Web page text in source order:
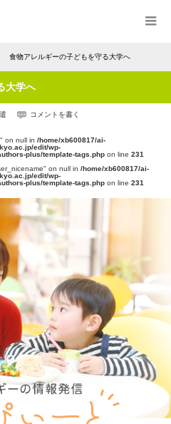
食物アレルギーの子どもを守る大学へ
大学へ
コメントを書く
on null in /home/xb600817/ai-
edit/wp-
plus/template-tags.php on line 231
on null in /home/xb600817/ai-
edit/wp-
plus/template-tags.php on line 231